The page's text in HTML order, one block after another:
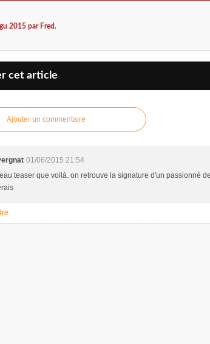
2015 par Fred.
cet article
Ajouter un commentaire
01/06/2015 21:54
teaser que voilà. on retrouve la signature d'un passionné